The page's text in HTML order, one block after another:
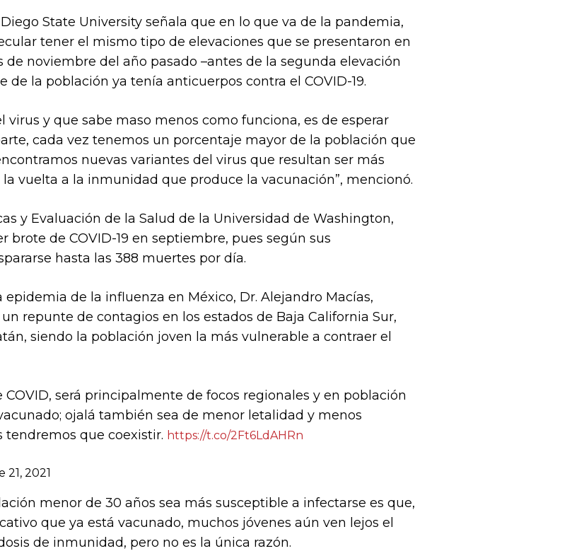
State University señala que en lo que va de la pandemia,
tener el mismo tipo de elevaciones que se presentaron en
de noviembre del año pasado –antes de la segunda elevación
de la población ya tenía anticuerpos contra el COVID-19.
virus y que sabe maso menos como funciona, es de esperar
cada vez tenemos un porcentaje mayor de la población que
nuevas variantes del virus que resultan ser más
vuelta a la inmunidad que produce la vacunación”, mencionó.
y Evaluación de la Salud de la Universidad de Washington,
de COVID-19 en septiembre, pues según sus
hasta las 388 muertes por día.
de la influenza en México, Dr. Alejandro Macías,
repunte de contagios en los estados de Baja California Sur,
siendo la población joven la más vulnerable a contraer el
será principalmente de focos regionales y en población
ojalá también sea de menor letalidad y menos
tendremos que coexistir. https://t.co/2Ft6LdAHRn
21, 2021
menor de 30 años sea más susceptible a infectarse es que,
que ya está vacunado, muchos jóvenes aún ven lejos el
de inmunidad, pero no es la única razón.